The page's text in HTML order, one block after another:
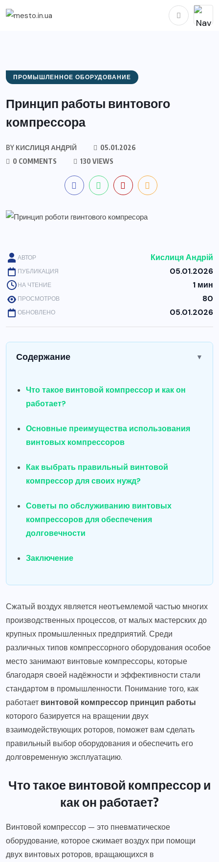
ПРОМЫШЛЕННОЕ ОБОРУДОВАНИЕ
Принцип работы винтового
компрессора
BY КИСЛИЦЯ АНДРІЙ
05.01.2026
0 COMMENTS
130 VIEWS
АВТОР Кислиця Андрій
ПУБЛИКАЦИЯ 05.01.2026
НА ЧТЕНИЕ 1 мин
ПРОСМОТРОВ 80
ОБНОВЛЕНО 05.01.2026
Содержание ▼
Что такое винтовой компрессор и как он
работает?
Основные преимущества использования
винтовых компрессоров
Как выбрать правильный винтовой
компрессор для своих нужд?
Советы по обслуживанию винтовых
компрессоров для обеспечения
долговечности
Заключение
Сжатый воздух является неотъемлемой частью многих
производственных процессов, от малых мастерских до
крупных промышленных предприятий. Среди
различных типов компрессорного оборудования особое
место занимают винтовые компрессоры, которые
благодаря своей надёжности и эффективности стали
стандартом в промышленности. Понимание того, как
работает винтовой компрессор принцип работы
которого базируется на вращении двух
взаимодействующих роторов, поможет вам сделать
правильный выбор оборудования и обеспечить его
долговременную эксплуатацию.
Что такое винтовой компрессор и
как он работает?
Винтовой компрессор — это пневматическое
оборудование, которое сжимает воздух при помощи
двух винтовых роторов, вращающихся в